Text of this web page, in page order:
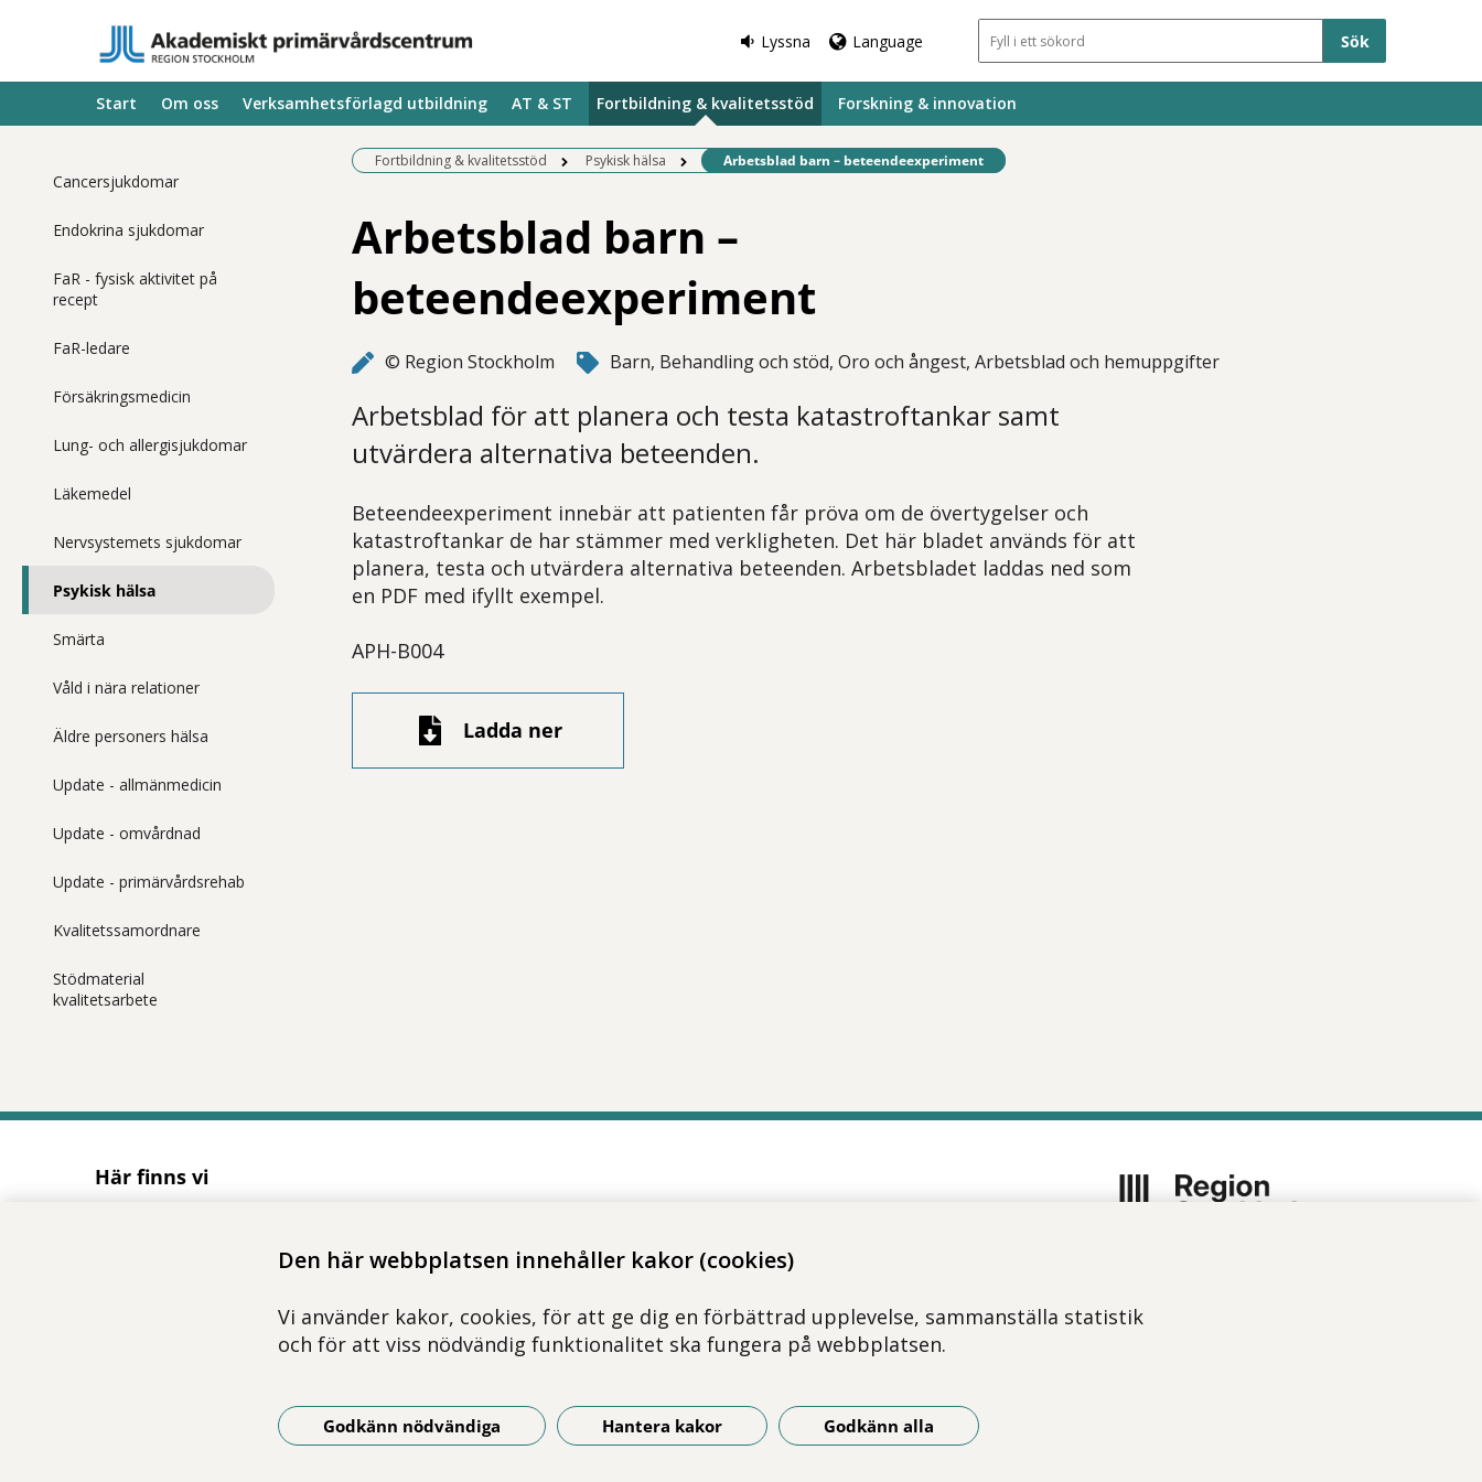
Den här webbplatsen innehåller kakor (cookies)
Vi använder kakor, cookies, för att ge dig en förbättrad upplevelse, sammanställa statistik
och för att viss nödvändig funktionalitet ska fungera på webbplatsen.
Godkänn nödvändiga Hantera kakor Godkänn alla
Lyssna Language Sökfält
Start Om oss Verksamhetsförlagd utbildning AT & ST Fortbildning & kvalitetsstöd Forskning & innovation
Cancersjukdomar
Endokrina sjukdomar
FaR - fysisk aktivitet på
recept
FaR-ledare
Försäkringsmedicin
Lung- och allergisjukdomar
Läkemedel
Nervsystemets sjukdomar
Psykisk hälsa
Smärta
Våld i nära relationer
Äldre personers hälsa
Update - allmänmedicin
Update - omvårdnad
Update - primärvårdsrehab
Kvalitetssamordnare
Stödmaterial
kvalitetsarbete
Fortbildning & kvalitetsstöd Psykisk hälsa Befintlig sida:
Arbetsblad barn – beteendeexperiment
Arbetsblad barn –
beteendeexperiment
© Region Stockholm Barn, Behandling och stöd, Oro och ångest, Arbetsblad och hemuppgifter
Arbetsblad för att planera och testa katastroftankar samt
utvärdera alternativa beteenden.
Beteendeexperiment innebär att patienten får pröva om de övertygelser och
katastroftankar de har stämmer med verkligheten. Det här bladet används för att
planera, testa och utvärdera alternativa beteenden. Arbetsbladet laddas ned som
en PDF med ifyllt exempel.
APH-B004
Ladda ner
Här finns vi
hälso- och sjukvård i Region